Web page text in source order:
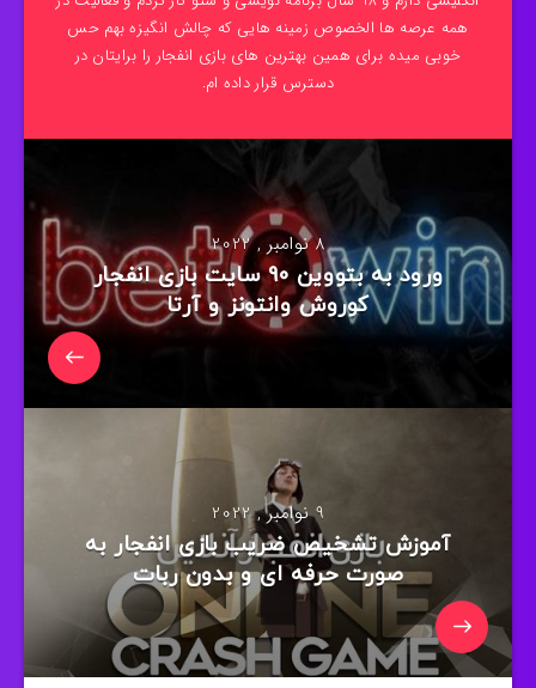
همه عرصه ها الخصوص زمینه هایی که چالش انگیزه بهم حس
خوبی میده برای همین بهترین های بازی انفجار را برایتان در
دسترس قرار داده ام.
8 نوامبر , 2022
ورود به بتووین 90 سایت بازی انفجار
کوروش وانتونز و آرتا
9 نوامبر , 2022
آموزش تشخیص ضریب بازی انفجار به
صورت حرفه ای و بدون ربات